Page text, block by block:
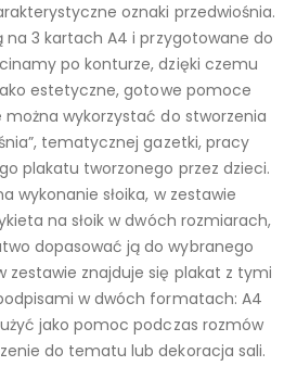
oznaki przedwiośnia.
na 3 kartach A4 i przygotowane do
po konturze, dzięki czemu
estetyczne, gotowe pomoce
wykorzystać do stworzenia
tematycznej gazetki, pracy
plakatu tworzonego przez dzieci.
wykonanie słoika, w zestawie
na słoik w dwóch rozmiarach,
dopasować ją do wybranego
zestawie znajduje się plakat z tymi
w dwóch formatach: A4
jako pomoc podczas rozmów
do tematu lub dekoracja sali.